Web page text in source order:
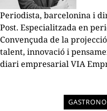
Periodista, barcelonina i
Post. Especialitzada en
Convençuda de la
talent, innovació i
diari empresarial VIA